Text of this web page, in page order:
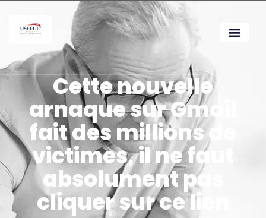
Cette nouvelle
arnaque sur Gmail
fait des millions de
victimes, il ne faut
absolument pas
cliquer sur ce lien